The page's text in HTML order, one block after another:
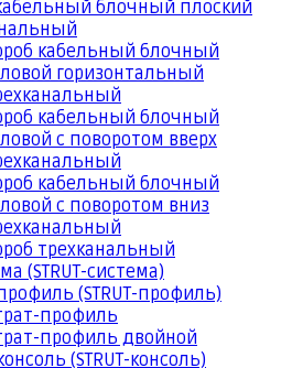
блочный плоский
кабельный блочный
горизонтальный
кабельный блочный
с поворотом вверх
кабельный блочный
с поворотом вниз
трехканальный
(STRUT-система)
(STRUT-профиль)
профиль
профиль двойной
(STRUT-консоль)